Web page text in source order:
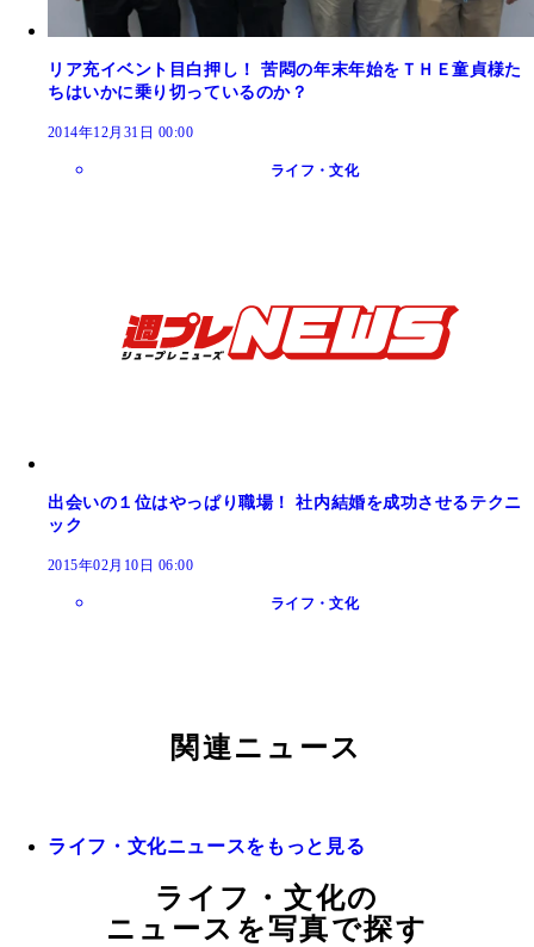
リア充イベント目白押し！ 苦悶の年末年始をＴＨＥ童貞様た
ちはいかに乗り切っているのか？
2014年12月31日 00:00
ライフ・文化
出会いの１位はやっぱり職場！ 社内結婚を成功させるテクニ
ック
2015年02月10日 06:00
ライフ・文化
関連ニュース
ライフ・文化ニュースをもっと見る
ライフ・文化の
ニュースを写真で探す